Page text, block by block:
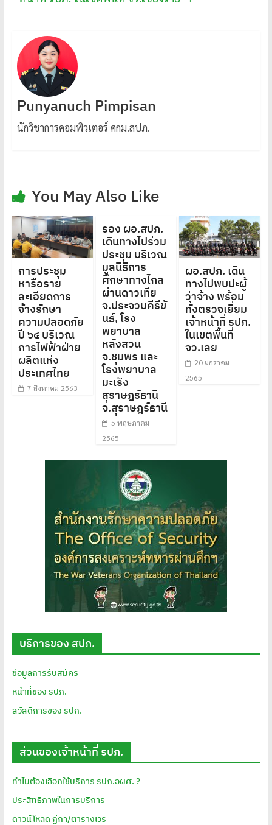
Punyanuch Pimpisan
นักวิชาการคอมพิวเตอร์ ศกม.สปภ.
You May Also Like
การประชุม
หารือราย
ละเอียดการ
จ้างรักษา
ความปลอดภัย
ปี ๖๔ บริเวณ
การไฟฟ้าฝ่าย
ผลิตแห่ง
ประเทศไทย
7 สิงหาคม 2563
รอง ผอ.สปภ.
เดินทางไปร่วม
ประชุม บริเวณ
มูลนิธิการ
ศึกษาทางไกล
ผ่านดาวเทีย
จ.ประจวบคีรีขั
นธ์, โรง
พยาบาล
หลังสวน
จ.ชุมพร และ
โรงพยาบาล
มะเร็ง
สุราษฎร์ธานี
จ.สุราษฎร์ธานี
5 พฤษภาคม
2565
ผอ.สปภ. เดิน
ทางไปพบปะผู้
ว่าจ้าง พร้อม
ทั้งตรวจเยี่ยม
เจ้าหน้าที่ รปภ.
ในเขตพื้นที่
จว.เลย
20 มกราคม
2565
บริการของ สปภ.
ข้อมูลการรับสมัคร
หน้าที่ของ รปภ.
สวัสดิการของ รปภ.
ส่วนของเจ้าหน้าที่ รปภ.
ทำไมต้องเลือกใช้บริการ รปภ.อผศ. ?
ประสิทธิภาพในการบริการ
ดาวน์โหลด ฏีกา/ตารางเวร